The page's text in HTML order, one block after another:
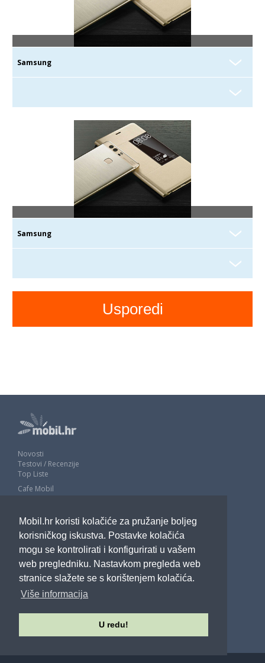
Mobil.hr koristi kolačiće za pružanje boljeg
korisničkog iskustva. Postavke kolačića
mogu se kontrolirati i konfigurirati u vašem
web pregledniku. Nastavkom pregleda web
stranice slažete se s korištenjem kolačića.
Više informacija
U redu!
Novosti
Testovi / Recenzije
Top Liste
Cafe Mobil
Impressum
Marketing
Pravne odredbe
Izjava o privatnosti
POTRAŽITE NAS
Sva prava pridržana - Mobil.hr - 2026.